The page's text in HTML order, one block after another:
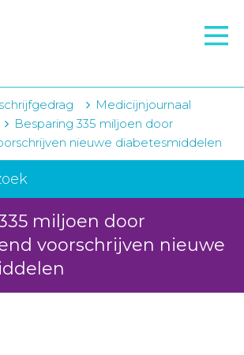
Medicijnjournaal
Besparing 335 miljoen door
nieuwe diabetesmiddelen
miljoen door
voorschrijven nieuwe